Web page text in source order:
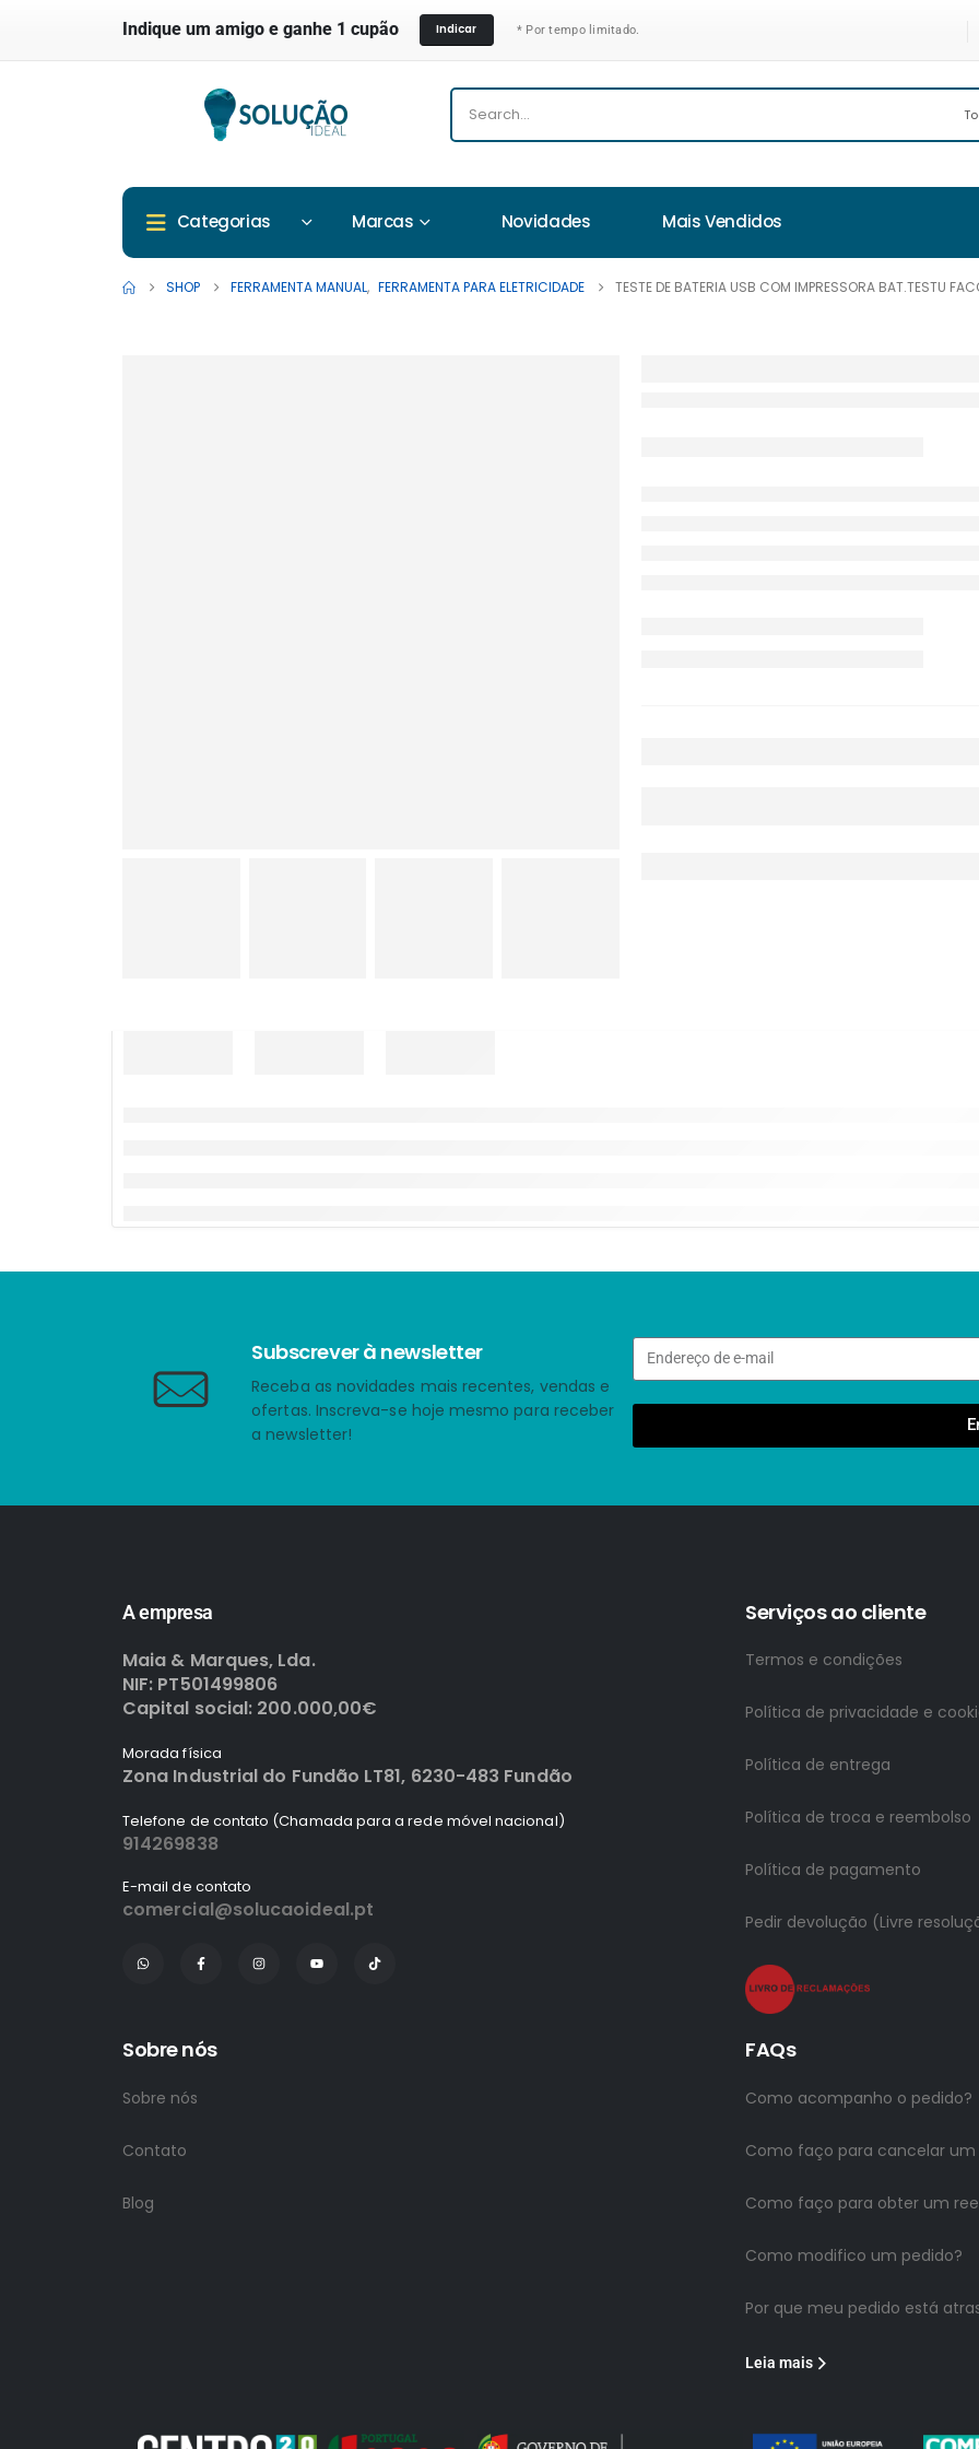
Indique um amigo e ganhe 1 cupão Indicar * Por tempo limitado.
Categorias Marcas Novidades Mais Vendidos
SHOP FERRAMENTA MANUAL, FERRAMENTA PARA ELETRICIDADE TESTE DE BATERIA USB COM IMPRESSORA BAT.TESTU
Subscrever à newsletter
Receba as novidades mais recentes, vendas e
ofertas. Inscreva-se hoje mesmo para receber
a newsletter!
A empresa
Maia & Marques, Lda.
NIF: PT501499806
Capital social: 200.000,00€
Morada física
Zona Industrial do Fundão LT81, 6230-483 Fundão
Telefone de contato (Chamada para a rede móvel nacional)
914269838
E-mail de contato
comercial@solucaoideal.pt
Serviços ao cliente
Termos e condições
Política de privacidade e
Política de entrega
Política de troca e reembolso
Política de pagamento
Pedir devolução (Livre
Sobre nós
Sobre nós
Contato
Blog
FAQs
Como acompanho o pedido?
Como faço para cancelar um
Como faço para obter um
Como modifico um pedido?
Por que meu pedido está
Leia mais